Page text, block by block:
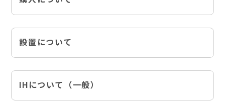
設置について
IHについて（一般）